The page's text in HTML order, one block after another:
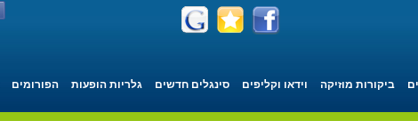
ביקורות מוזיקה וידאו וקליפים סינגלים חדשים גלריות הופעות הפורומים